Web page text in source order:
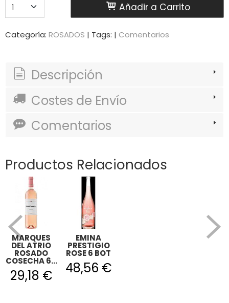
Añadir a Carrito
Categoría: ROSADOS | Tags: | Comentarios
Descripción
Costes de Envío
Comentarios
Productos Relacionados
MARQUES
DEL ATRIO
ROSADO
COSECHA 6...
29,18 €
EMINA
PRESTIGIO
ROSE 6 BOT
48,56 €